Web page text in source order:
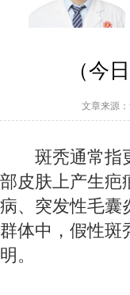
（今
文章来源
斑秃通常指更
部皮肤上产生疤
病、突发性毛囊
群体中，假性斑
明。